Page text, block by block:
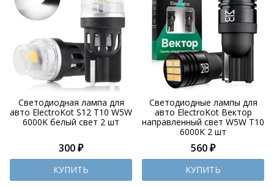
Светодиодная лампа для
авто ElectroKot S12 T10 W5W
6000K белый свет 2 шт
300 ₽
КУПИТЬ
Светодиодные лампы для
авто ElectroKot Вектор
направленный свет W5W T10
6000K 2 шт
560 ₽
КУПИТЬ